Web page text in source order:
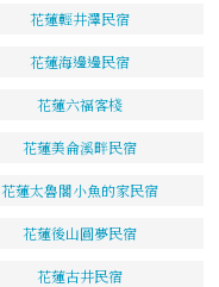
花蓮輕井澤民宿
花蓮海邊邊民宿
花蓮六福客棧
花蓮美侖溪畔民宿
花蓮太魯閣小魚的家民宿
花蓮後山圓夢民宿
花蓮古井民宿